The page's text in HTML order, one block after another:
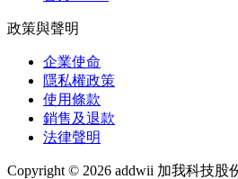
政策與聲明
企業使命
隱私權政策
使用條款
銷售及退款
法律聲明
Copyright © 2026 addwii 加我科技股